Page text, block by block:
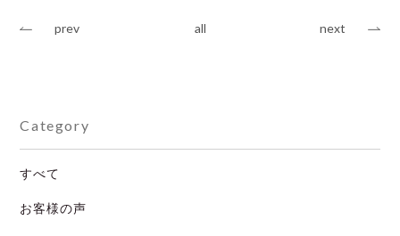
prev all next
Category
すべて
お客様の声